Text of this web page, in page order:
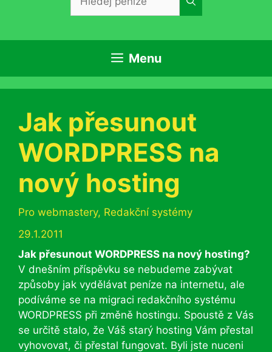
Menu
Jak přesunout
WORDPRESS na
nový hosting
Rubriky
Pro webmastery, Redakční systémy
29.1.2011
Jak přesunout WORDPRESS na nový hosting?
V dnešním příspěvku se nebudeme zabývat
způsoby jak vydělávat peníze na internetu, ale
podíváme se na migraci redakčního systému
WORDPRESS při změně hostingu. Spoustě z Vás
se určitě stalo, že Váš starý hosting Vám přestal
vyhovovat, či přestal fungovat. Byli jste nuceni